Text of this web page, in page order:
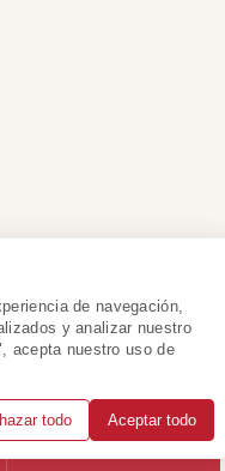
de navegación,
y analizar nuestro
acepta nuestro uso de
todo Aceptar todo